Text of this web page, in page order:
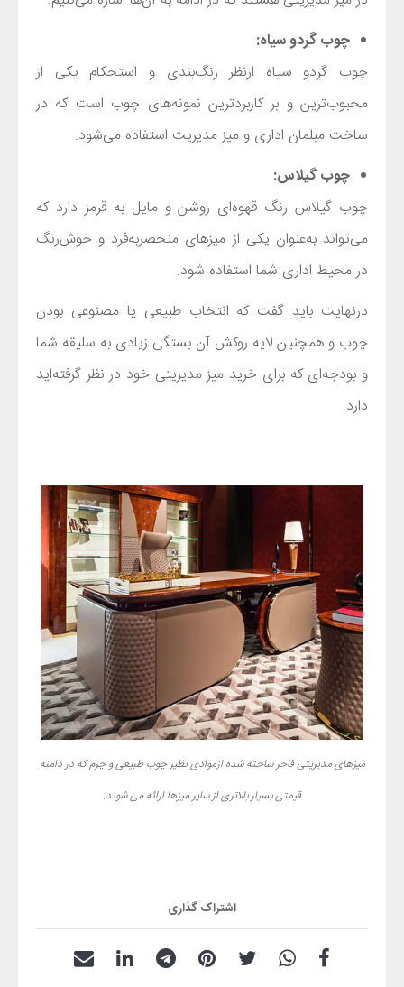
چوب گردو سیاه:
چوب گردو سیاه ازنظر رنگ‌بندی و استحکام یکی از
محبوب‌ترین و بر کاربردترین نمونه‌های چوب است که در
ساخت مبلمان اداری و میز مدیریت استفاده می‌شود.
چوب گیلاس:
چوب گیلاس رنگ قهوه‌ای روشن و مایل به قرمز دارد که
می‌تواند به‌عنوان یکی از میزهای منحصربه‌فرد و خوش‌رنگ
در محیط اداری شما استفاده شود.
درنهایت باید گفت که انتخاب طبیعی یا مصنوعی بودن
چوب و همچنین لایه روکش آن بستگی زیادی به سلیقه شما
و بودجه‌ای که برای خرید میز مدیریتی‌ خود در نظر گرفته‌اید
دارد.
میزهای مدیریتی فاخر ساخته شده ازموادی نظیر چوب طبیعی و چرم که در دامنه
قیمتی بسیار بالاتری از سایر میزها ارائه می شوند.
اشتراک گذاری